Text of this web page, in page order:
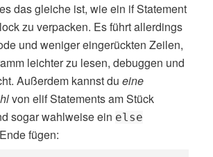
das gleiche ist, wie ein if Statement
zu verpacken. Es führt allerdings
und weniger eingerückten Zeilen,
leichter zu lesen, debuggen und
Außerdem kannst dueine
von elif Statements am Stück
sogar wahlweise ein else
fügen: